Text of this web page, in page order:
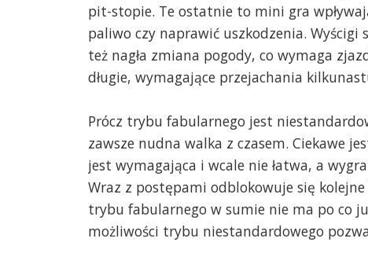
pit-stopie. Te ostatnie to mini gra
paliwo czy naprawić uszkodzenia. Wyścigi
też nagła zmiana pogody, co wymaga
długie, wymagające przejachania
Prócz trybu fabularnego jest
zawsze nudna walka z czasem. Ciekawe
jest wymagająca i wcale nie łatwa, a
Wraz z postępami odblokowuje się
trybu fabularnego w sumie nie ma po co
możliwości trybu niestandardowego